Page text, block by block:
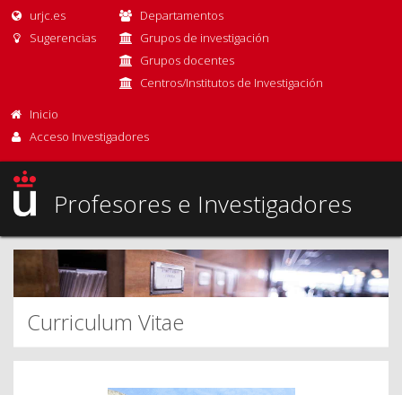
urjc.es
Sugerencias
Departamentos
Grupos de investigación
Grupos docentes
Centros/Institutos de Investigación
Inicio
Acceso Investigadores
Profesores e Investigadores
Curriculum Vitae